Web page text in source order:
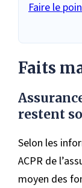
Faire le
Faits
restent
Selon les
ACPR de
moyen des